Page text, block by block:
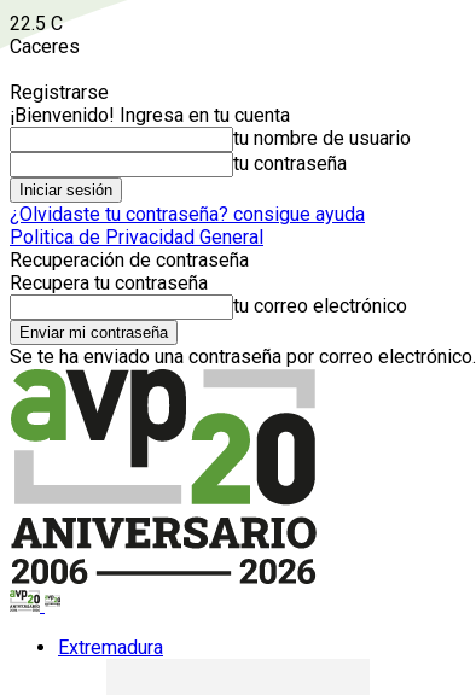
22.5 C
Caceres
Registrarse
¡Bienvenido! Ingresa en tu cuenta
tu nombre de usuario
tu contraseña
¿Olvidaste tu contraseña? consigue ayuda
Politica de Privacidad General
Recuperación de contraseña
Recupera tu contraseña
tu correo electrónico
Se te ha enviado una contraseña por correo electrónico.
Extremadura